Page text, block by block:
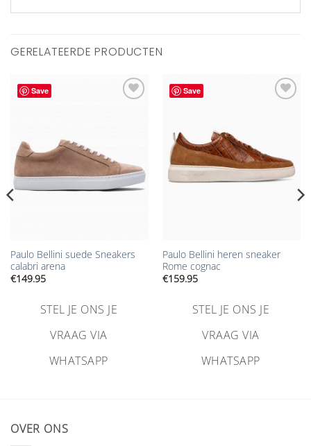
GERELATEERDE PRODUCTEN
Save
Paulo Bellini suede Sneakers
calabri arena
€149.95
STEL JE ONS JE
VRAAG VIA
WHATSAPP
Save
Paulo Bellini heren sneaker
Rome cognac
€159.95
STEL JE ONS JE
VRAAG VIA
WHATSAPP
OVER ONS